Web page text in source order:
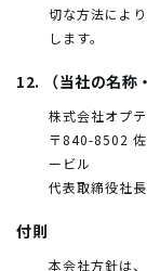
切な方法によ
します。
12. （当社の名称
株式会社オプ
〒840-8502
ービル
代表取締役社
付則
本会社方針は